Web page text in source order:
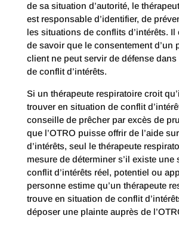
de sa situation d’autorité, le
est responsable d’identifier, de
les situations de conflits d’intérêts. Il
de savoir que le consentement d’un
client ne peut servir de défense
de conflit d’intérêts.
Si un thérapeute respiratoire croit
trouver en situation de conflit
conseille de prêcher par excès de
que l’OTRO puisse offrir de l’aide
d’intérêts, seul le thérapeute
mesure de déterminer s’il existe une
conflit d’intérêts réel, potentiel ou
personne estime qu’un thérapeute
trouve en situation de conflit
déposer une plainte auprès de